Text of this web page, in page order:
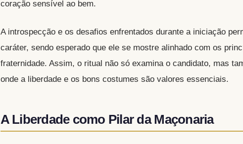
coração sensível ao bem.
A introspecção e os desafios enfrentados durante a iniciação
caráter, sendo esperado que ele se mostre alinhado com os
fraternidade. Assim, o ritual não só examina o candidato, mas
onde a liberdade e os bons costumes são valores essenciais.
A Liberdade como Pilar da Maçonaria